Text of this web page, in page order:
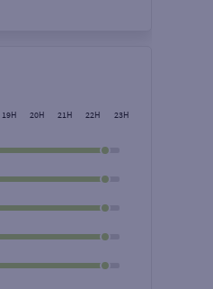
19H 20H 21H 22H 23H